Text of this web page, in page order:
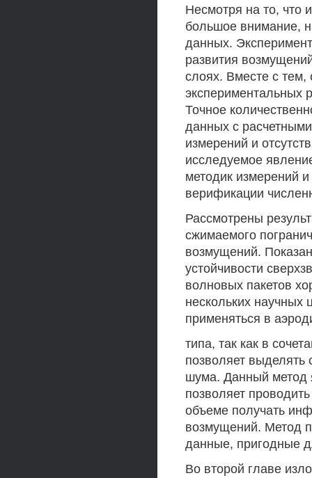
Несмотря на то, что
большое внимание,
данных.
развития
слоях. Вместе с тем,
экспериментальных
Точное
данных с
измерений и
исследуемое
методик измерений
верификации
Рассмотрены
сжимаемого
возмущений.
устойчивости
волновых пакетов
нескольких научных
применяться в
типа, так как в
позволяет
шума. Данный метод
позволяет
объеме получать
возмущений. Метод
данные, пригодные
Во второй главе